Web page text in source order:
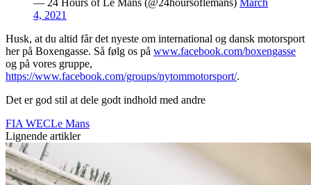
— 24 Hours of Le Mans (@24hoursoflemans) March
4, 2021
Husk, at du altid får det nyeste om international og dansk motorsport
her på Boxengasse. Så følg os på www.facebook.com/boxengasse
og på vores gruppe,
https://www.facebook.com/groups/nytommotorsport/.
Det er god stil at dele godt indhold med andre
FIA WECLe Mans
Lignende artikler